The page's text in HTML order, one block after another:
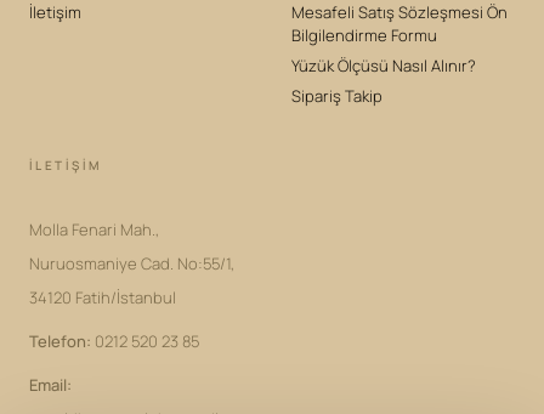
İletişim
Mesafeli Satış Sözleşmesi Ön
Bilgilendirme Formu
Yüzük Ölçüsü Nasıl Alınır?
Sipariş Takip
İLETIŞIM
Molla Fenari Mah.,
Nuruosmaniye Cad. No:55/1,
34120 Fatih/İstanbul
Telefon: 0212 520 23 85
Email: